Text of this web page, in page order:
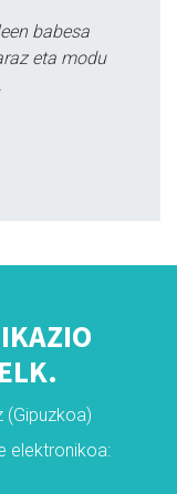
babesa
eta modu
(Gipuzkoa)
elektronikoa: